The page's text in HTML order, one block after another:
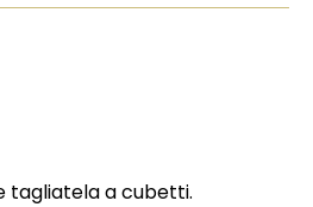
tagliatela a cubetti.